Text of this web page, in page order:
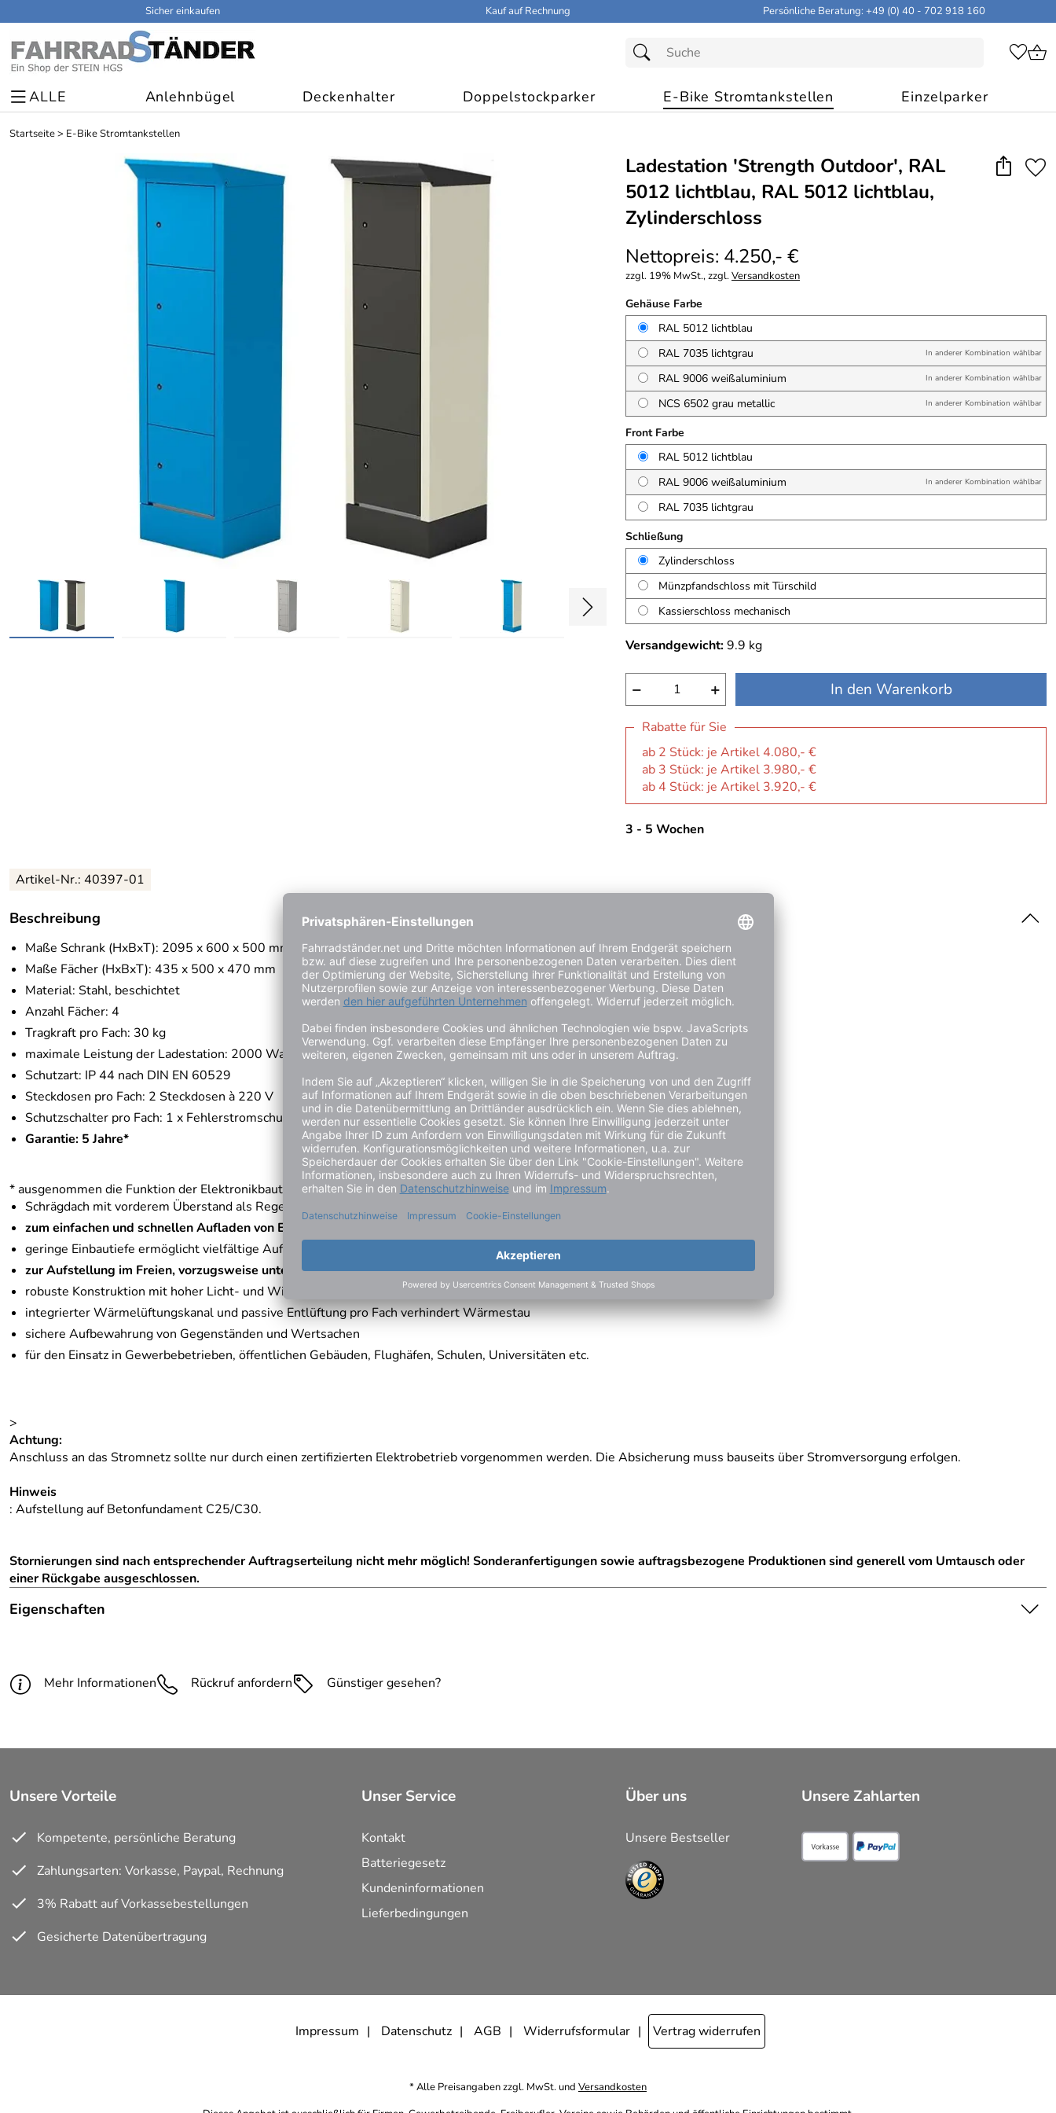
Sicher einkaufen Kauf auf Rechnung Persönliche Beratung: +49 (0) 40 - 702 918 160
ALLE Anlehnbügel Deckenhalter Doppelstockparker E-Bike Stromtankstellen Einzelparker
Startseite> E-Bike Stromtankstellen
Ladestation 'Strength Outdoor', RAL
5012 lichtblau, RAL 5012 lichtblau,
Zylinderschloss
Nettopreis: 4.250,- €
zzgl. 19% MwSt., zzgl.Versandkosten
Gehäuse Farbe
RAL 5012 lichtblau
RAL 7035 lichtgrau
In anderer Kombination wählbar
RAL 9006 weißaluminium In anderer Kombination wählbar
NCS 6502 grau metallic In anderer Kombination wählbar
Front Farbe
RAL 5012 lichtblau
RAL 9006 weißaluminium
In anderer Kombination wählbar
RAL 7035 lichtgrau
Schließung
Zylinderschloss
Münzpfandschloss mit Türschild
Kassierschloss mechanisch
Versandgewicht:9.9 kg
− + In den Warenkorb
Rabatte für Sie
ab 2 Stück: je Artikel 4.080,- €
ab 3 Stück: je Artikel 3.980,- €
ab 4 Stück: je Artikel 3.920,- €
3 - 5 Wochen
Artikel-Nr.: 40397-01
Beschreibung
Maße Schrank (HxBxT): 2095 x 600 x 500 mm
Maße Fächer (HxBxT): 435 x 500 x 470 mm
Material: Stahl, beschichtet
Anzahl Fächer: 4
Tragkraft pro Fach: 30 kg
maximale Leistung der Ladestation: 2000 Watt
Schutzart: IP 44 nach DIN EN 60529
Steckdosen pro Fach: 2 Steckdosen à 220 V
Schutzschalter pro Fach: 1 x Fehlerstromschutzschalter (FI), 1 x Leitungsschutzschalter (LS)
Garantie: 5 Jahre*
* ausgenommen die Funktion der Elektronikbauteile
Schrägdach mit vorderem Überstand als Regenschutz
zum einfachen und schnellen Aufladen von E-Bikes und Pedelecs
geringe Einbautiefe ermöglicht vielfältige Aufstellmöglichkeiten
zur Aufstellung im Freien, vorzugsweise unter einer Überdachung
robuste Konstruktion mit hoher Licht- und Witterungsbeständigkeit
integrierter Wärmelüftungskanal und passive Entlüftung pro Fach verhindert Wärmestau
sichere Aufbewahrung von Gegenständen und Wertsachen
für den Einsatz in Gewerbebetrieben, öffentlichen Gebäuden, Flughäfen, Schulen, Universitäten etc.
>
Achtung:
Anschluss an das Stromnetz sollte nur durch einen zertifizierten Elektrobetrieb vorgenommen werden. Die Absicherung muss bauseits über Stromversorgung erfolgen.
Hinweis
: Aufstellung auf Betonfundament C25/C30.
Stornierungen sind nach entsprechender Auftragserteilung nicht mehr möglich! Sonderanfertigungen sowie auftragsbezogene Produktionen sind generell vom Umtausch oder
einer Rückgabe ausgeschlossen.
Eigenschaften
Gehäuse Farbe:
RAL 5012 lichtblau
Schließung:
Zylinderschloss
Mehr Informationen Rückruf anfordern Günstiger gesehen?
Unsere Vorteile
Kompetente, persönliche Beratung
Zahlungsarten: Vorkasse, Paypal, Rechnung
3% Rabatt auf Vorkassebestellungen
Gesicherte Datenübertragung
Unser Service
Kontakt
Batteriegesetz
Kundeninformationen
Lieferbedingungen
Über uns
Unsere Bestseller
Unsere Zahlarten
Impressum Datenschutz AGB Widerrufsformular Vertrag widerrufen
* Alle Preisangaben zzgl. MwSt. und Versandkosten